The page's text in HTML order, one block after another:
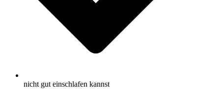
nicht gut einschlafen kannst